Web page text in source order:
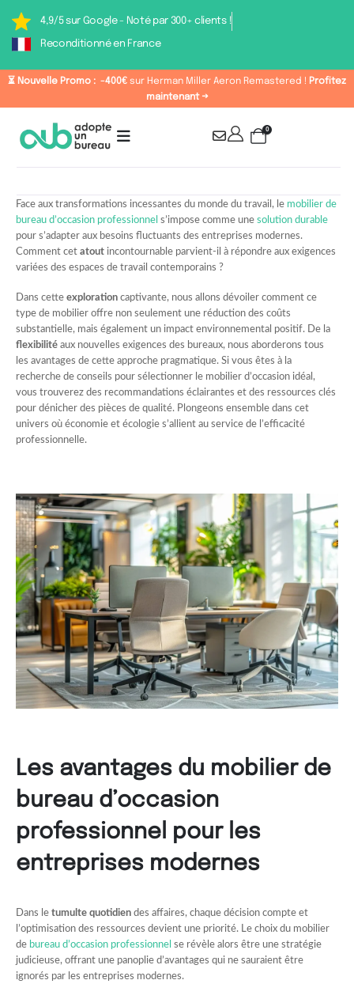
4,9/5 sur Google - Noté par 300+ clients !
Reconditionné en France
⏳ Nouvelle Promo : -400€ sur Herman Miller Aeron Remastered ! Profitez
maintenant →
0
Face aux transformations incessantes du monde du travail, le mobilier de
bureau d’occasion professionnel s’impose comme une solution durable
pour s’adapter aux besoins fluctuants des entreprises modernes.
Comment cet atout incontournable parvient-il à répondre aux exigences
variées des espaces de travail contemporains ?
Dans cette exploration captivante, nous allons dévoiler comment ce
type de mobilier offre non seulement une réduction des coûts
substantielle, mais également un impact environnemental positif. De la
flexibilité aux nouvelles exigences des bureaux, nous aborderons tous
les avantages de cette approche pragmatique. Si vous êtes à la
recherche de conseils pour sélectionner le mobilier d’occasion idéal,
vous trouverez des recommandations éclairantes et des ressources clés
pour dénicher des pièces de qualité. Plongeons ensemble dans cet
univers où économie et écologie s’allient au service de l’efficacité
professionnelle.
Les avantages du mobilier de
bureau d’occasion
professionnel pour les
entreprises modernes
Dans le tumulte quotidien des affaires, chaque décision compte et
l’optimisation des ressources devient une priorité. Le choix du mobilier
de bureau d’occasion professionnel se révèle alors être une stratégie
judicieuse, offrant une panoplie d’avantages qui ne sauraient être
ignorés par les entreprises modernes.